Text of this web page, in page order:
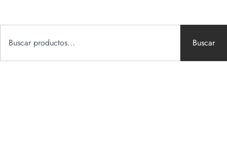
Buscar